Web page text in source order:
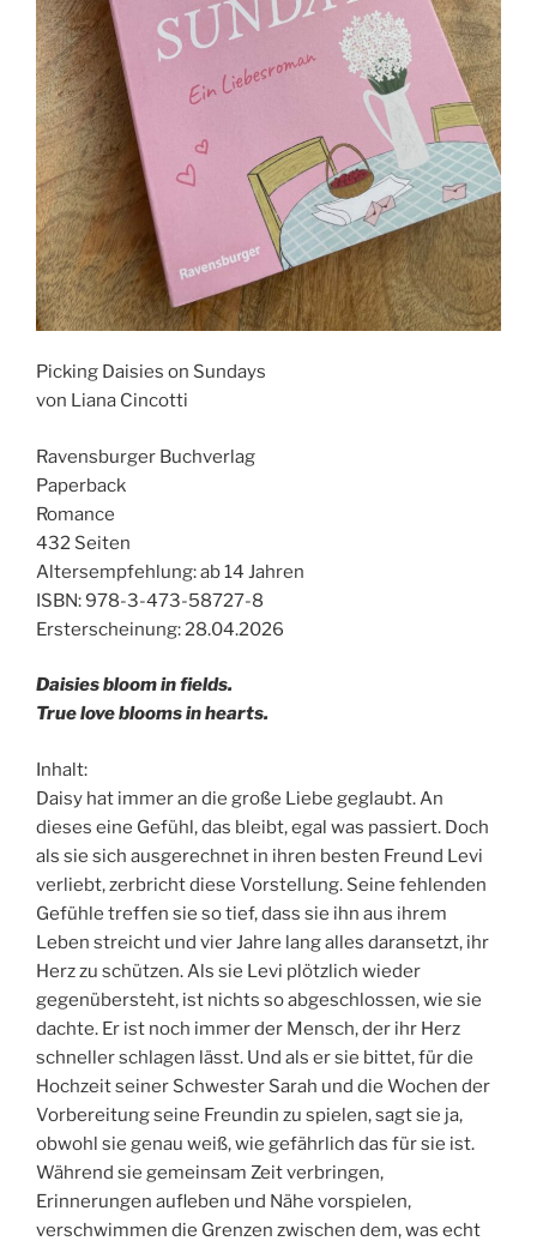
Picking Daisies on Sundays
von Liana Cincotti
Ravensburger Buchverlag
Paperback
Romance
432 Seiten
Altersempfehlung: ab 14 Jahren
ISBN: 978-3-473-58727-8
Ersterscheinung: 28.04.2026
Daisies bloom in fields.
True love blooms in hearts.
Inhalt:
Daisy hat immer an die große Liebe geglaubt. An
dieses eine Gefühl, das bleibt, egal was passiert. Doch
als sie sich ausgerechnet in ihren besten Freund Levi
verliebt, zerbricht diese Vorstellung. Seine fehlenden
Gefühle treffen sie so tief, dass sie ihn aus ihrem
Leben streicht und vier Jahre lang alles daransetzt, ihr
Herz zu schützen. Als sie Levi plötzlich wieder
gegenübersteht, ist nichts so abgeschlossen, wie sie
dachte. Er ist noch immer der Mensch, der ihr Herz
schneller schlagen lässt. Und als er sie bittet, für die
Hochzeit seiner Schwester Sarah und die Wochen der
Vorbereitung seine Freundin zu spielen, sagt sie ja,
obwohl sie genau weiß, wie gefährlich das für sie ist.
Während sie gemeinsam Zeit verbringen,
Erinnerungen aufleben und Nähe vorspielen,
verschwimmen die Grenzen zwischen dem, was echt